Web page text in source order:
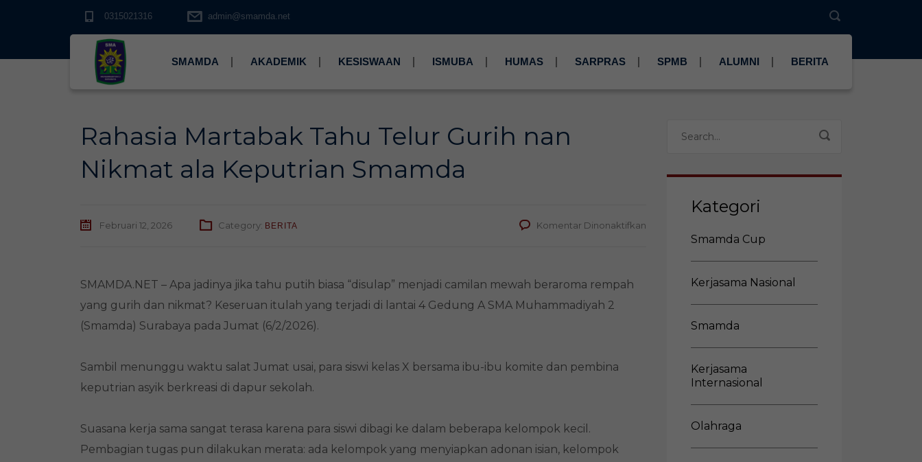
0315021316 admin@smamda.net
SMAMDA AKADEMIK KESISWAAN ISMUBA HUMAS SARPRAS SPMB ALUMNI BERITA
Rahasia Martabak Tahu Telur Gurih nan
Nikmat ala Keputrian Smamda
Februari 12, 2026 Category: BERITA Komentar Dinonaktifkan
SMAMDA.NET – Apa jadinya jika tahu putih biasa “disulap” menjadi camilan mewah beraroma rempah
yang gurih dan nikmat? Keseruan itulah yang terjadi di lantai 4 Gedung A SMA Muhammadiyah 2
(Smamda) Surabaya pada Jumat (6/2/2026).
Sambil menunggu waktu salat Jumat usai, para siswi kelas X bersama ibu-ibu komite dan pembina
keputrian asyik berkreasi di dapur sekolah.
Suasana kerja sama sangat terasa karena para siswi dibagi ke dalam beberapa kelompok kecil.
Pembagian tugas pun dilakukan merata: ada kelompok yang menyiapkan adonan isian, kelompok
Kategori
Smamda Cup
Kerjasama Nasional
Smamda
Kerjasama
Internasional
Olahraga